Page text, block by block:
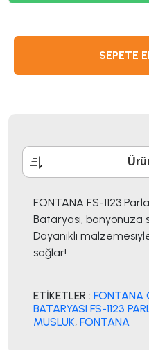
SEPETE
FONTANA FS-1123
Bataryası, banyonuza
Dayanıklı
sağlar!
ETİKETLER : FONTANA
BATARYASI FS-1123
MUSLUK, FONTANA